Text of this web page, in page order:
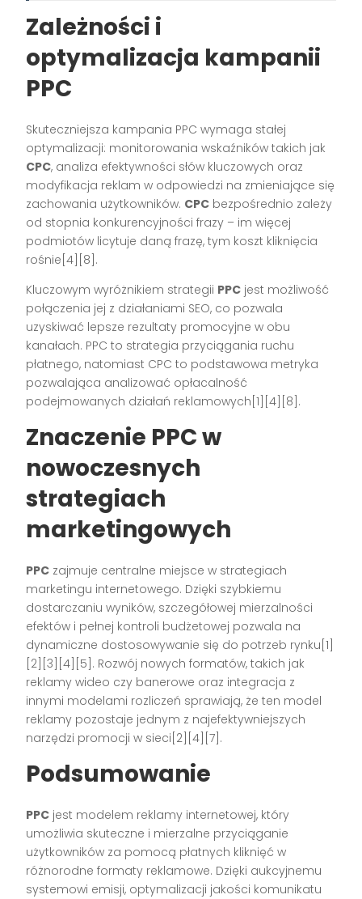
Zależności i
optymalizacja kampanii
PPC
Skuteczniejsza kampania PPC wymaga stałej
optymalizacji: monitorowania wskaźników takich jak
CPC, analiza efektywności słów kluczowych oraz
modyfikacja reklam w odpowiedzi na zmieniające się
zachowania użytkowników. CPC bezpośrednio zależy
od stopnia konkurencyjności frazy – im więcej
podmiotów licytuje daną frazę, tym koszt kliknięcia
rośnie[4][8].
Kluczowym wyróżnikiem strategii PPC jest możliwość
połączenia jej z działaniami SEO, co pozwala
uzyskiwać lepsze rezultaty promocyjne w obu
kanałach. PPC to strategia przyciągania ruchu
płatnego, natomiast CPC to podstawowa metryka
pozwalająca analizować opłacalność
podejmowanych działań reklamowych[1][4][8].
Znaczenie PPC w
nowoczesnych
strategiach
marketingowych
PPC zajmuje centralne miejsce w strategiach
marketingu internetowego. Dzięki szybkiemu
dostarczaniu wyników, szczegółowej mierzalności
efektów i pełnej kontroli budżetowej pozwala na
dynamiczne dostosowywanie się do potrzeb rynku[1]
[2][3][4][5]. Rozwój nowych formatów, takich jak
reklamy wideo czy banerowe oraz integracja z
innymi modelami rozliczeń sprawiają, że ten model
reklamy pozostaje jednym z najefektywniejszych
narzędzi promocji w sieci[2][4][7].
Podsumowanie
PPC jest modelem reklamy internetowej, który
umożliwia skuteczne i mierzalne przyciąganie
użytkowników za pomocą płatnych kliknięć w
różnorodne formaty reklamowe. Dzięki aukcyjnemu
systemowi emisji, optymalizacji jakości komunikatu